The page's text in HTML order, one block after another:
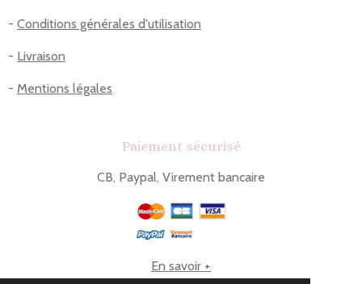
- Conditions générales d'utilisation
- Livraison
- Mentions légales
Paiement sécurisé
CB, Paypal, Virement bancaire
En savoir +